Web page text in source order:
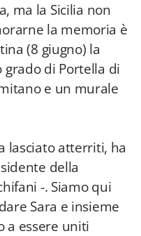
ma la Sicilia non
la memoria è
(8 giugno) la
di Portella di
e un murale
lasciato atterriti, ha
della
-. Siamo qui
Sara e insieme
a essere uniti